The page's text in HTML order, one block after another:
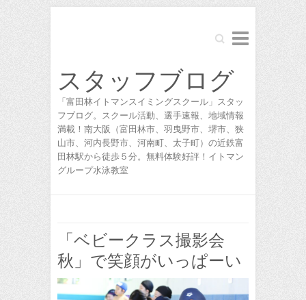
Search
スタッフブログ
「富田林イトマンスイミングスクール」スタッ
フブログ。スクール活動、選手速報、地域情報
満載！南大阪（富田林市、羽曳野市、堺市、狭
山市、河内長野市、河南町、太子町）の近鉄富
田林駅から徒歩５分。無料体験好評！イトマン
グループ水泳教室
「ベビークラス撮影会
秋」で笑顔がいっぱーい